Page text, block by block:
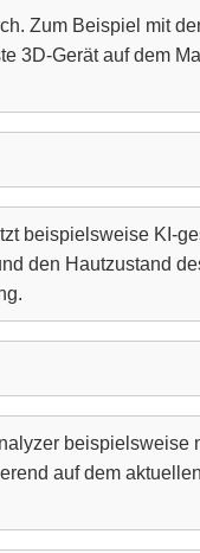
Zum Beispiel mit
3D-Gerät auf dem
beispielsweise KI-
den Hautzustand
beispielsweise
auf dem